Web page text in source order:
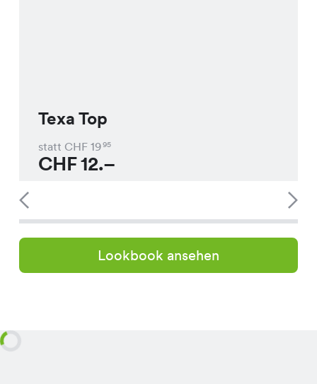
Texa Top
statt CHF 1995
CHF12.–
Lookbook ansehen